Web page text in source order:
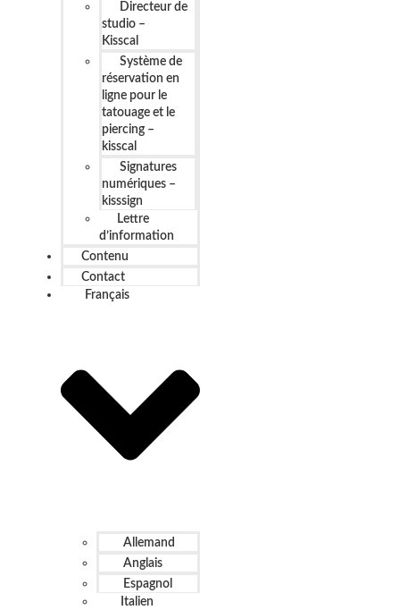
Directeur de
studio –
Kisscal
Système de
réservation en
ligne pour le
tatouage et le
piercing –
kisscal
Signatures
numériques –
kisssign
Lettre
d’information
Contenu
Contact
Français
Allemand
Anglais
Espagnol
Italien